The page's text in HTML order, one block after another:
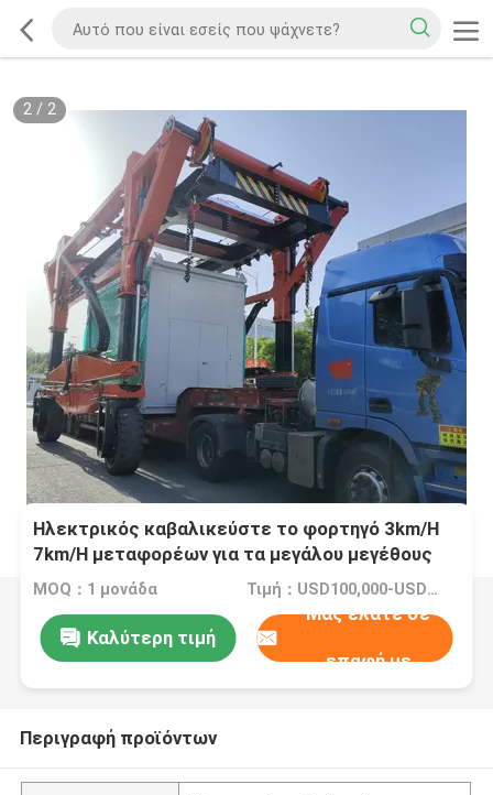
2/ 2
Ηλεκτρικός καβαλικεύστε το φορτηγό 3km/H
7km/H μεταφορέων για τα μεγάλου μεγέθους
φορτία
MOQ：1 μονάδα Τιμή：USD100,000-USD400,000/Unit
Καλύτερη τιμή
Μας ελάτε σε
επαφή με
Περιγραφή προϊόντων